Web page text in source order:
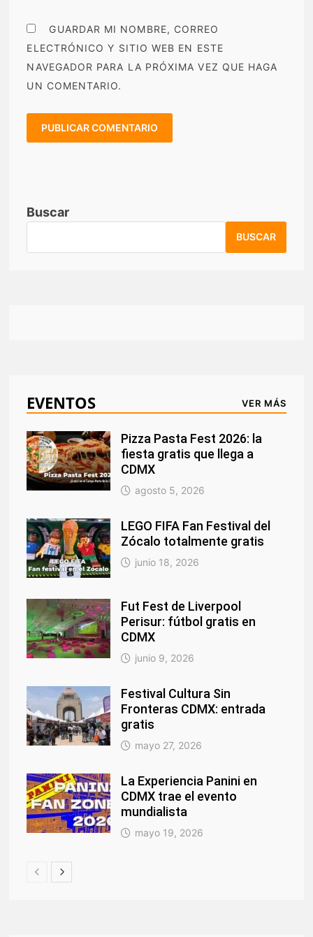
GUARDAR MI NOMBRE, CORREO
ELECTRÓNICO Y SITIO WEB EN ESTE
NAVEGADOR PARA LA PRÓXIMA VEZ QUE HAGA
UN COMENTARIO.
Buscar
BUSCAR
EVENTOS VER MÁS
Pizza Pasta Fest 2026: la
fiesta gratis que llega a
CDMX
agosto 5, 2026
LEGO FIFA Fan Festival del
Zócalo totalmente gratis
junio 18, 2026
Fut Fest de Liverpool
Perisur: fútbol gratis en
CDMX
junio 9, 2026
Festival Cultura Sin
Fronteras CDMX: entrada
gratis
mayo 27, 2026
La Experiencia Panini en
CDMX trae el evento
mundialista
mayo 19, 2026